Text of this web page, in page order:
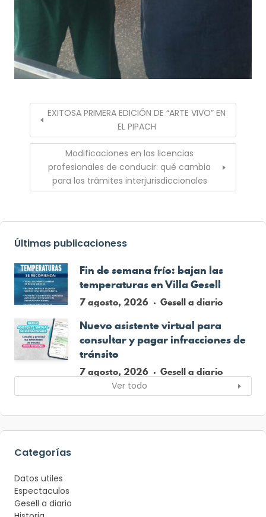
EXITOSA PRIMERA EDICIÓN DE “ARTE VIVO” EN
EL PIPACH
Modificaciones en las licencias
profesionales de conducir: qué cambia
para los trámites interjurisdiccionales
Últimas publicacioness
Fin de semana frío: bajan las
temperaturas en Villa Gesell
7 agosto, 2026 Gesell a diario
Nuevo asistente virtual para
consultar y pagar infracciones de
tránsito
7 agosto, 2026 Gesell a diario
Ver todo
Categorías
Datos utiles
Espectaculos
Gesell a diario